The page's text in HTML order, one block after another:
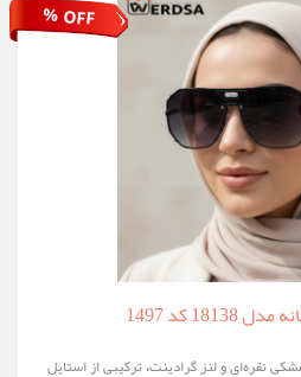
% OFF
کد 1497
نقره‌ای و لنز گرادینت، ترکیبی از استایل